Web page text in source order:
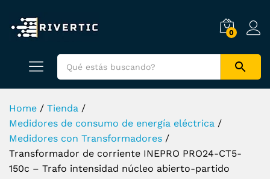
0
Home / Tienda /
Medidores de consumo de energía eléctrica /
Medidores con Transformadores /
Transformador de corriente INEPRO PRO24-CT5-
150c – Trafo intensidad núcleo abierto-partido